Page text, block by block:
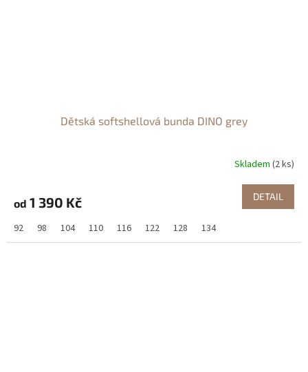
Dětská softshellová bunda DINO grey
Skladem (2 ks)
od 1 390 Kč DETAIL
92 98 104 110 116 122 128 134